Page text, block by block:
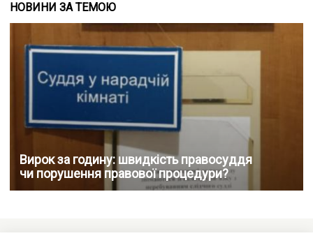
НОВИНИ ЗА ТЕМОЮ
Вирок за годину: швидкість правосуддя
чи порушення правової процедури?